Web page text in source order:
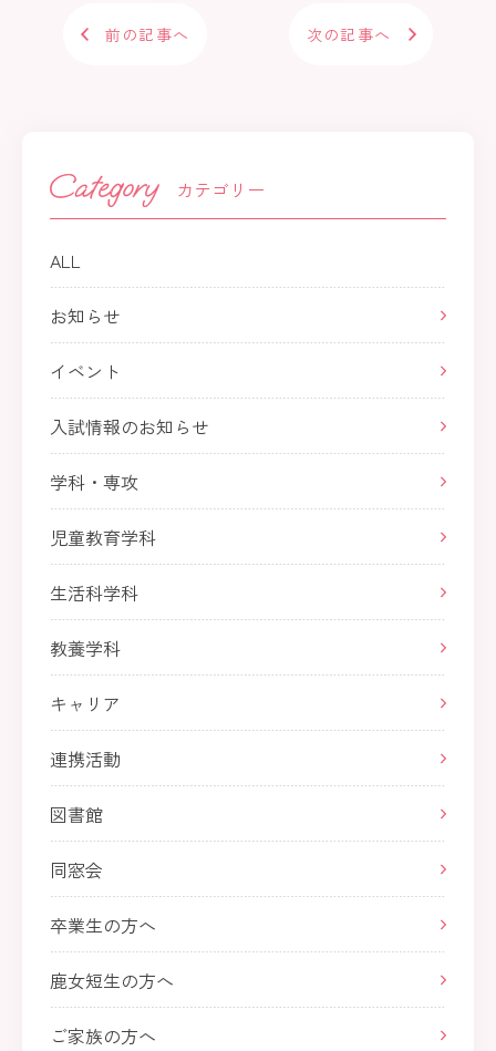
前の記事へ 次の記事へ
カテゴリー
ALL
お知らせ
イベント
入試情報のお知らせ
学科・専攻
児童教育学科
生活科学科
教養学科
キャリア
連携活動
図書館
同窓会
卒業生の方へ
鹿女短生の方へ
ご家族の方へ